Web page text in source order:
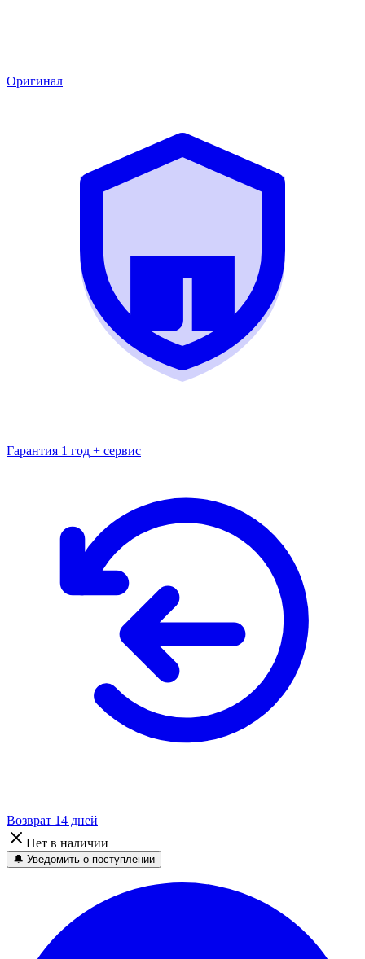
Оригинал
Гарантия 1 год + сервис
Возврат 14 дней
Нет в наличии
🔔 Уведомить о поступлении